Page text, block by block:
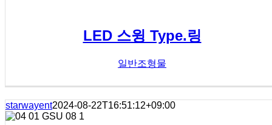
LED 스윙 Type.링
일반조형물
starwayent2024-08-22T16:51:12+09:00